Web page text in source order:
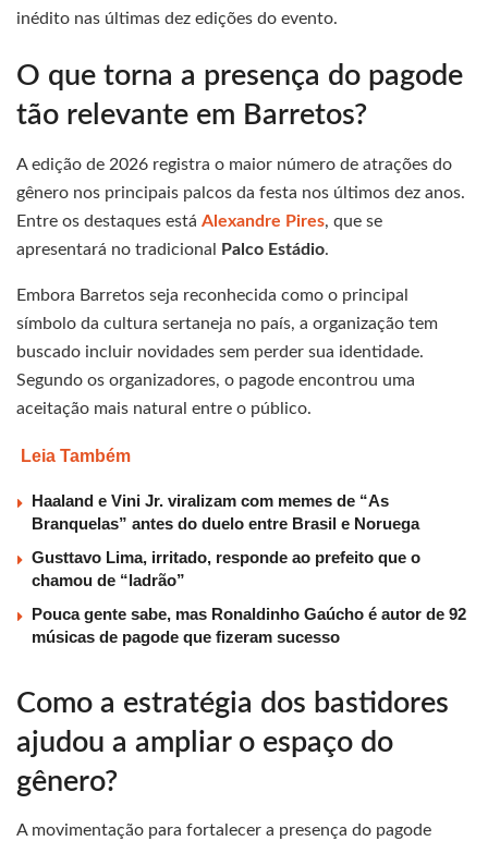
inédito nas últimas dez edições do evento.
O que torna a presença do pagode
tão relevante em Barretos?
A edição de 2026 registra o maior número de atrações do
gênero nos principais palcos da festa nos últimos dez anos.
Entre os destaques está Alexandre Pires, que se
apresentará no tradicional
Palco Estádio.
Embora Barretos seja reconhecida como o principal
símbolo da cultura sertaneja no país, a organização tem
buscado incluir novidades sem perder sua identidade.
Segundo os organizadores, o pagode encontrou uma
aceitação mais natural entre o público.
Leia Também
Haaland e Vini Jr. viralizam com memes de “As
Branquelas” antes do duelo entre Brasil e Noruega
Gusttavo Lima, irritado, responde ao prefeito que o
chamou de “ladrão”
Pouca gente sabe, mas Ronaldinho Gaúcho é autor de 92
músicas de pagode que fizeram sucesso
Como a estratégia dos bastidores
ajudou a ampliar o espaço do
gênero?
A movimentação para fortalecer a presença do pagode